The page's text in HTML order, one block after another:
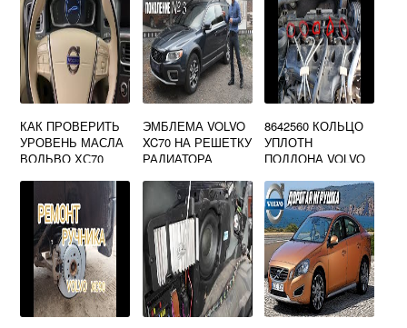
КАК ПРОВЕРИТЬ
УРОВЕНЬ МАСЛА
ВОЛЬВО ХС70
ЭМБЛЕМА VOLVO
XC70 НА РЕШЕТКУ
РАДИАТОРА
8642560 КОЛЬЦО
УПЛОТН
ПОДДОНА VOLVO